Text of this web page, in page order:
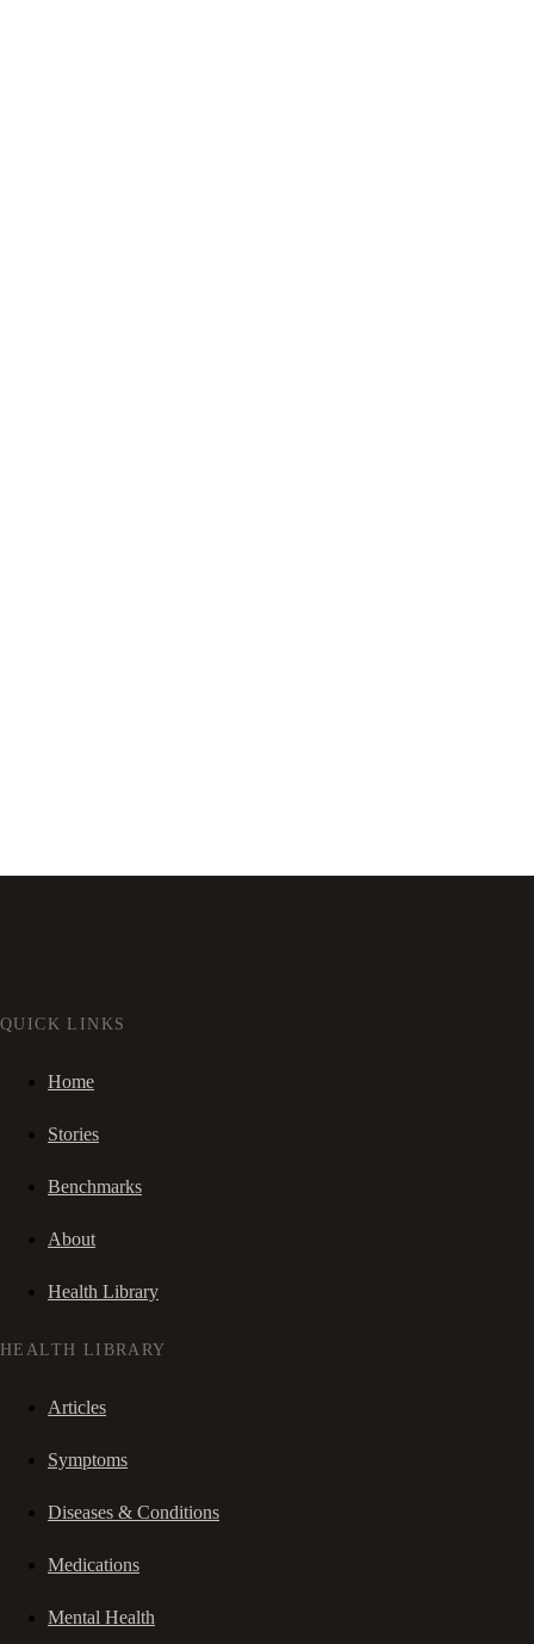
QUICK LINKS
Home
Stories
Benchmarks
About
Health Library
HEALTH LIBRARY
Articles
Symptoms
Diseases & Conditions
Medications
Mental Health